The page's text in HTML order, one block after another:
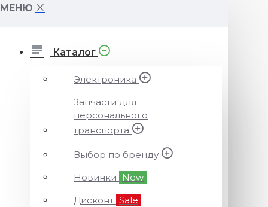
МЕНЮ
Каталог
Электроника
Запчасти для
персонального
транспорта
Выбор по бренду
Новинки
New
Дисконт Sale